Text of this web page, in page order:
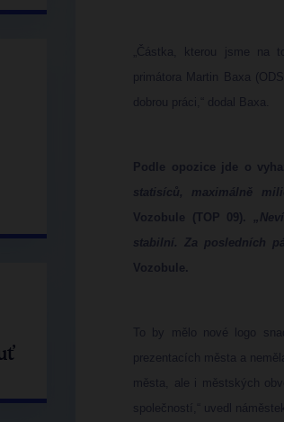
„Částka, kterou jsme na
primátora Martin Baxa
dobrou práci,“ dodal Baxa.
Podle opozice jde o
statisíců, maximálně
Vozobule (TOP 09).
stabilní. Za posledních
Vozobule.
To by mělo nové logo
prezentacích města a
města, ale i městských
společností,“ uvedl náměstek.